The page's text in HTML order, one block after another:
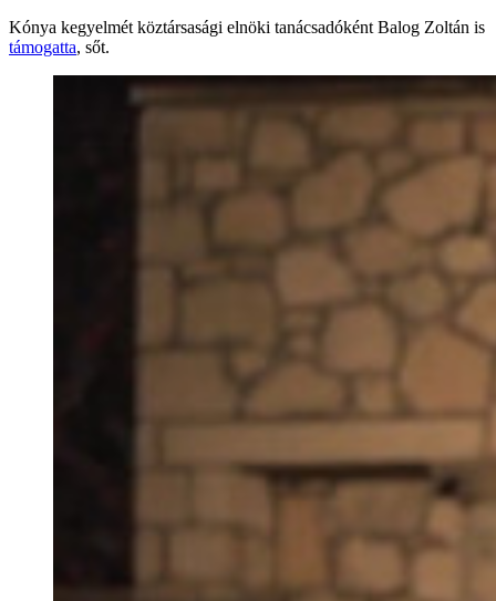
Kónya kegyelmét köztársasági elnöki tanácsadóként Balog Zoltán is
támogatta, sőt.